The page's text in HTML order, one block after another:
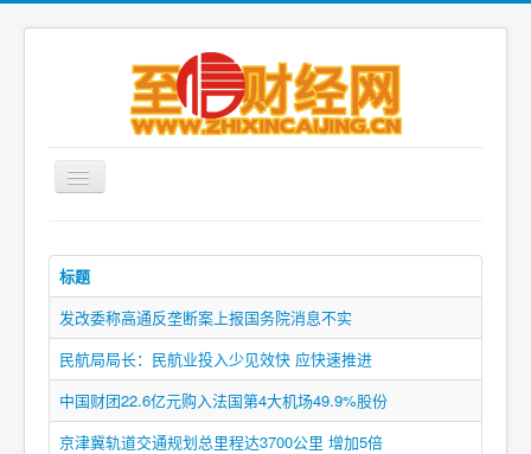
财经要闻
国内财经
金融市场
银行理财
保险物流
标题
发改委称高通反垄断案上报国务院消息不实
民航局局长：民航业投入少见效快 应快速推进
中国财团22.6亿元购入法国第4大机场49.9%股份
京津冀轨道交通规划总里程达3700公里 增加5倍